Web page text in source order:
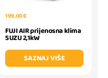
199,00 €
FUJI AIR prijenosna klima
SUZU 2,1kW
SAZNAJ VIŠE